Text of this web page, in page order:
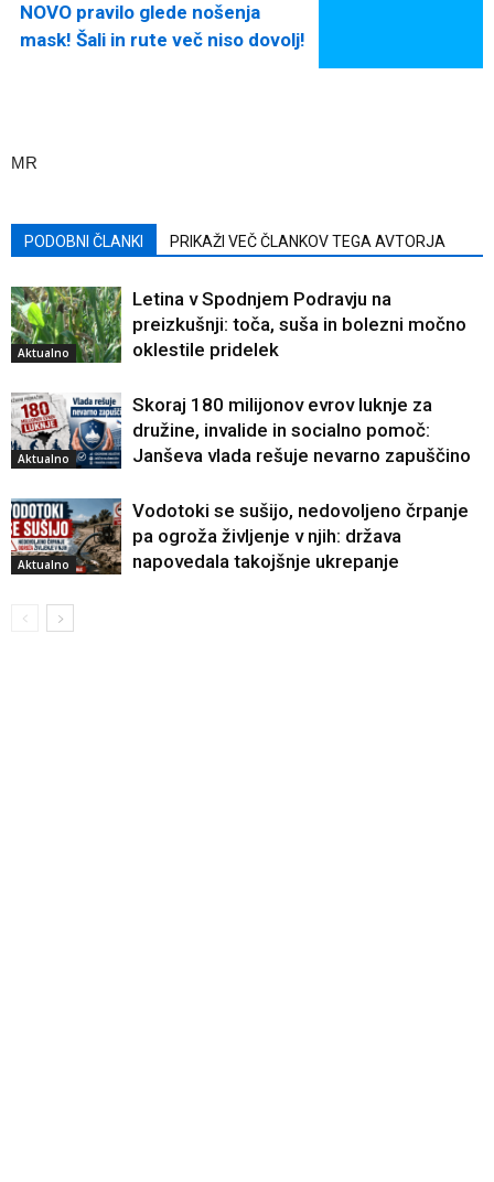
NOVO pravilo glede nošenja
mask! Šali in rute več niso dovolj!
MR
PODOBNI ČLANKI PRIKAŽI VEČ ČLANKOV TEGA AVTORJA
Aktualno
Letina v Spodnjem Podravju na
preizkušnji: toča, suša in bolezni močno
oklestile pridelek
Aktualno
Skoraj 180 milijonov evrov luknje za
družine, invalide in socialno pomoč:
Janševa vlada rešuje nevarno zapuščino
Aktualno
Vodotoki se sušijo, nedovoljeno črpanje
pa ogroža življenje v njih: država
napovedala takojšnje ukrepanje